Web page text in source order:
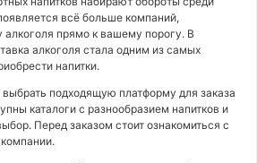
всё больше компаний,
алкоголя прямо к вашему порогу. В
алкоголя стала одним из самых
напитки.
подходящую платформу для заказа
каталоги с разнообразием напитков и
Перед заказом стоит ознакомиться с